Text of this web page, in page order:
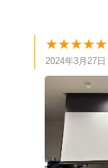
★★★★★
2024年3月27日